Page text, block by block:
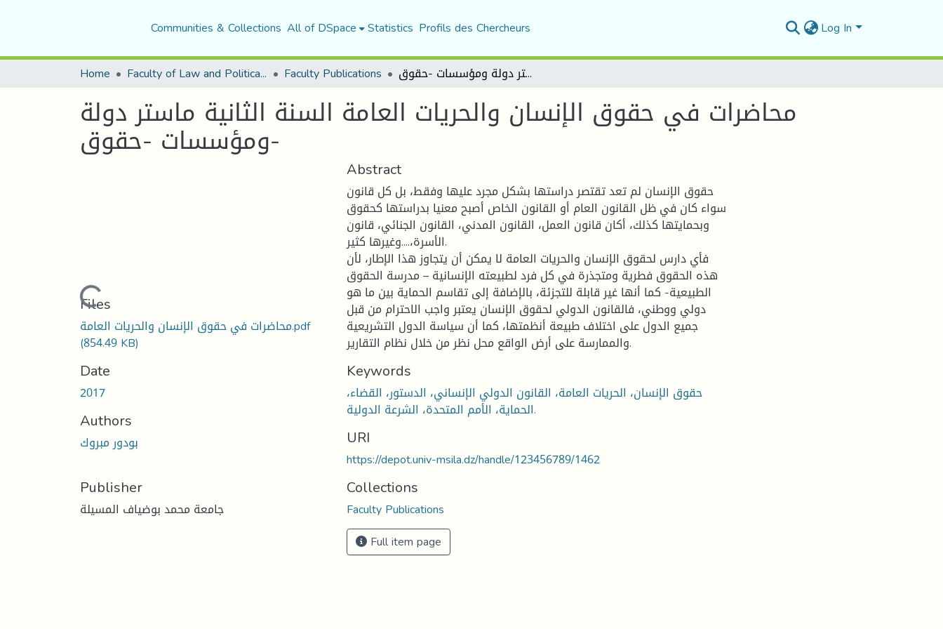
Communities & Collections All of DSpace Statistics Profils des Chercheurs Log In
Home Faculty of Law and Political Science Faculty Publications محاضرات في حقوق الإنسان والحريات العامة السنة الثانية ماستر دولة ومؤسسات -حقوق-
محاضرات في حقوق الإنسان والحريات العامة السنة الثانية ماستر دولة
ومؤسسات -حقوق-
Loading...
Files
محاضرات في حقوق الإنسان والحريات العامة.pdf
(854.49 KB)
Date
2017
Authors
بودور مبروك
Publisher
جامعة محمد بوضياف المسيلة
Abstract
حقوق الإنسان لم تعد تقتصر دراستها بشكل مجرد عليها وفقط، بل كل قانون
سواء كان في ظل القانون العام أو القانون الخاص أصبح معنيا بدراستها كحقوق
وبحمايتها كذلك، أكان قانون العمل، القانون المدني، القانون الجنائي، قانون
الأسرة،....وغيرها كثير.
فأي دارس لحقوق الإنسان والحريات العامة لا يمكن أن يتجاوز هذا الإطار، لأن
هذه الحقوق فطرية ومتجذرة في كل فرد لطبيعته الإنسانية – مدرسة الحقوق
الطبيعية- كما أنها غير قابلة للتجزئة، بالإضافة إلى تقاسم الحماية بين ما هو
دولي ووطني، فالقانون الدولي لحقوق الإنسان يعتبر واجب الاحترام من قبل
جميع الدول على اختلاف طبيعة أنظمتها، كما أن سياسة الدول التشريعية
والممارسة على أرض الواقع محل نظر من خلال نظام التقارير.
Keywords
حقوق الإنسان، الحريات العامة، القانون الدولي الإنساني، الدستور، القضاء،
الحماية، الأمم المتحدة، الشرعة الدولية.
URI
https://depot.univ-msila.dz/handle/123456789/1462
Collections
Faculty Publications
Full item page